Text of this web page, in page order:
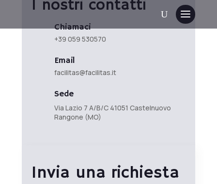
I nostri contatti
Chiamaci
+39 059 530570
Email
facilitas@facilitas.it
Sede
Via Lazio 7 A/B/C 41051 Castelnuovo
Rangone (MO)
Invia una richiesta